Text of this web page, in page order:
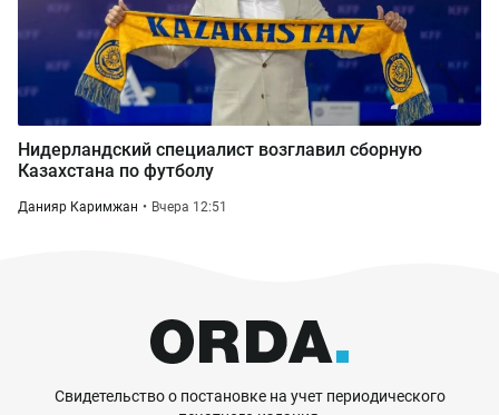
Нидерландский специалист возглавил сборную
Казахстана по футболу
Данияр Каримжан Вчера 12:51
Свидетельство о постановке на учет периодического